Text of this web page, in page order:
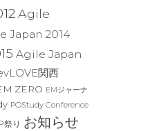
Agile
Japan 2014
Agile Japan
関西
ZERO EMジャーナ
POStudy Conference
祭り お知らせ